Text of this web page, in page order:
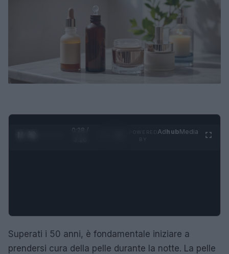
0:29 /
AdhubMedia
Superati i 50 anni, è fondamentale iniziare a
prendersi cura della pelle durante la notte. La pelle